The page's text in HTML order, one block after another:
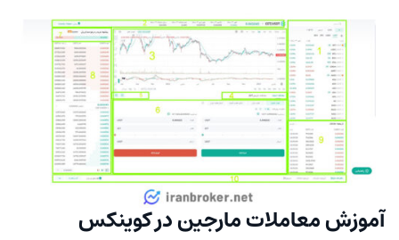
آموزش معاملات مارجین در کوینکس